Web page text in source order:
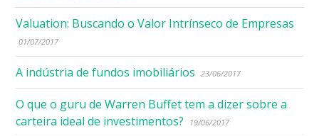
Valuation: Buscando o Valor Intrínseco de Empresas
01/07/2017
A indústria de fundos imobiliários 23/06/2017
O que o guru de Warren Buffet tem a dizer sobre a
carteira ideal de investimentos?
19/06/2017